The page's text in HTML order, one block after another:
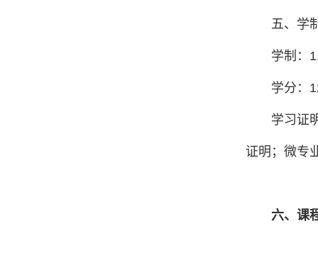
五、学
学制：
学分：
学习证
证明；微专
六、课